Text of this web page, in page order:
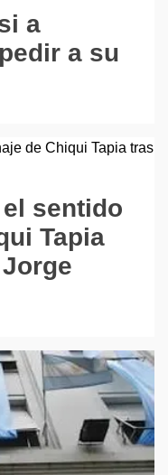
a
a su
sentido
Tapia